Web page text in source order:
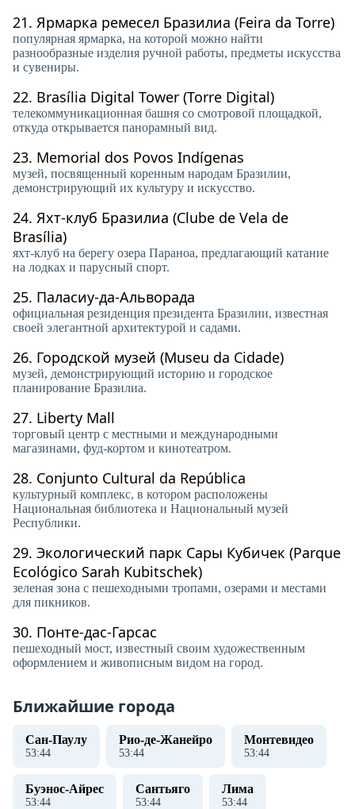
21. Ярмарка ремесел Бразилиа (Feira da Torre)
популярная ярмарка, на которой можно найти
разнообразные изделия ручной работы, предметы искусства
и сувениры.
22. Brasília Digital Tower (Torre Digital)
телекоммуникационная башня со смотровой площадкой,
откуда открывается панорамный вид.
23. Memorial dos Povos Indígenas
музей, посвященный коренным народам Бразилии,
демонстрирующий их культуру и искусство.
24. Яхт-клуб Бразилиа (Clube de Vela de
Brasília)
яхт-клуб на берегу озера Параноа, предлагающий катание
на лодках и парусный спорт.
25. Паласиу-да-Альворада
официальная резиденция президента Бразилии, известная
своей элегантной архитектурой и садами.
26. Городской музей (Museu da Cidade)
музей, демонстрирующий историю и городское
планирование Бразилиа.
27. Liberty Mall
торговый центр с местными и международными
магазинами, фуд-кортом и кинотеатром.
28. Conjunto Cultural da República
культурный комплекс, в котором расположены
Национальная библиотека и Национальный музей
Республики.
29. Экологический парк Сары Кубичек (Parque
Ecológico Sarah Kubitschek)
зеленая зона с пешеходными тропами, озерами и местами
для пикников.
30. Понте-дас-Гарсас
пешеходный мост, известный своим художественным
оформлением и живописным видом на город.
Ближайшие города
Сан-Паулу
53:44
Рио-де-Жанейро
53:44
Монтевидео
53:44
Буэнос-Айрес
53:44
Сантьяго
53:44
Лима
53:44